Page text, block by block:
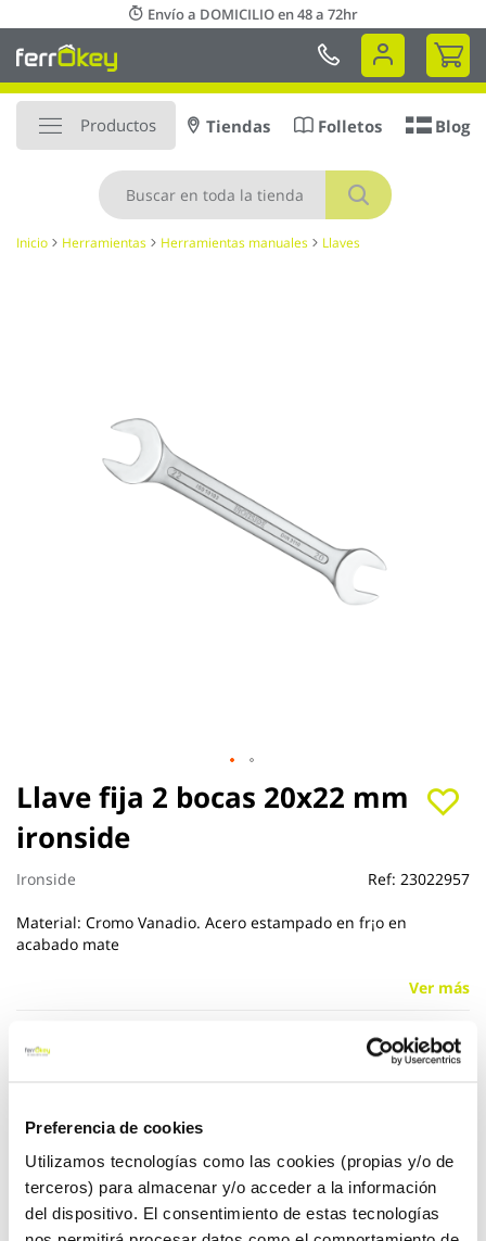
Preferencia de cookies
Utilizamos tecnologías como las cookies (propias y/o de
terceros) para almacenar y/o acceder a la información
del dispositivo. El consentimiento de estas tecnologías
al
contenido
Envío a DOMICILIO en 48 a 72hr
Mi
Productos
Buscar
Tiendas Folletos Blog
Inicio Herramientas Herramientas manuales Llaves
Llave fija 2 bocas 20x22 mm
ironside
Ironside Ref: 23022957
Material: Cromo Vanadio. Acero estampado en fr¡o en
acabado mate
Ver más
8,60 €
Click&Collect - Recogida gratis
Envío a domicilio:
Saltar
al
comienzo
de
la
de
imágenes